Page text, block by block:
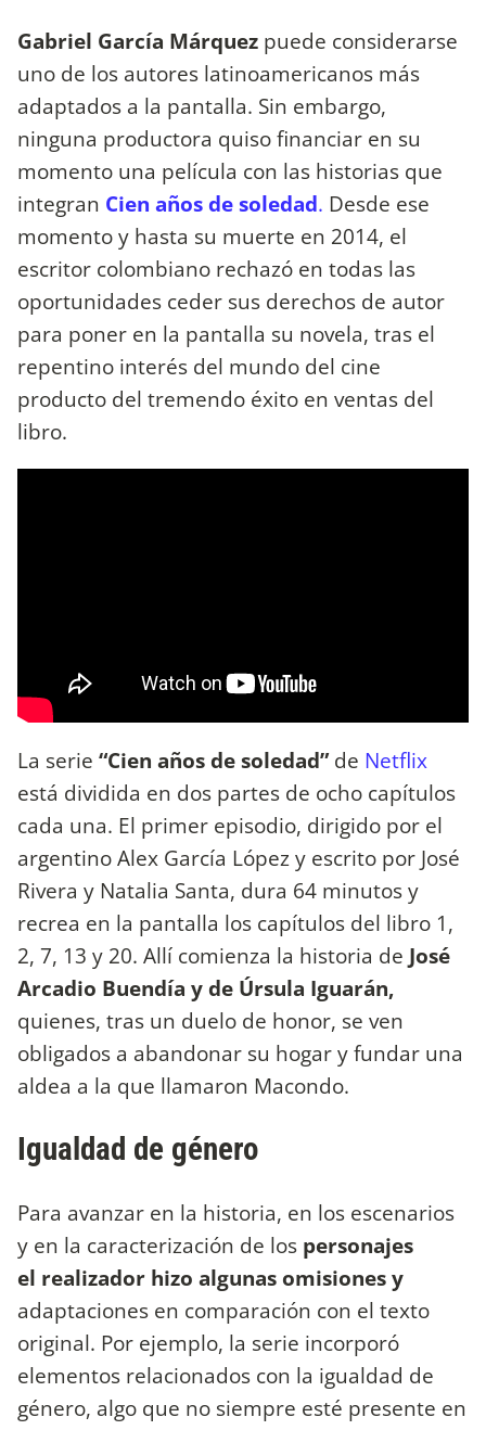
Gabriel García Márquez puede considerarse
uno de los autores latinoamericanos más
adaptados a la pantalla. Sin embargo,
ninguna productora quiso financiar en su
momento una película con las historias que
integran Cien años de soledad. Desde ese
momento y hasta su muerte en 2014, el
escritor colombiano rechazó en todas las
oportunidades ceder sus derechos de autor
para poner en la pantalla su novela, tras el
repentino interés del mundo del cine
producto del tremendo éxito en ventas del
libro.
La serie “Cien años de soledad”de Netflix
está dividida en dos partes de ocho capítulos
cada una. El primer episodio, dirigido por el
argentino Alex García López y escrito por José
Rivera y Natalia Santa, dura 64 minutos y
recrea en la pantalla los capítulos del libro 1,
2, 7, 13 y 20. Allí comienza la historia de José
Arcadio Buendía y de Úrsula Iguarán,
quienes, tras un duelo de honor, se ven
obligados a abandonar su hogar y fundar una
aldea a la que llamaron Macondo.
Igualdad de género
Para avanzar en la historia, en los escenarios
y en la caracterización de los personajes
el realizador hizo algunas omisiones y
adaptaciones en comparación con el texto
original. Por ejemplo, la serie incorporó
elementos relacionados con la igualdad de
género, algo que no siempre esté presente en